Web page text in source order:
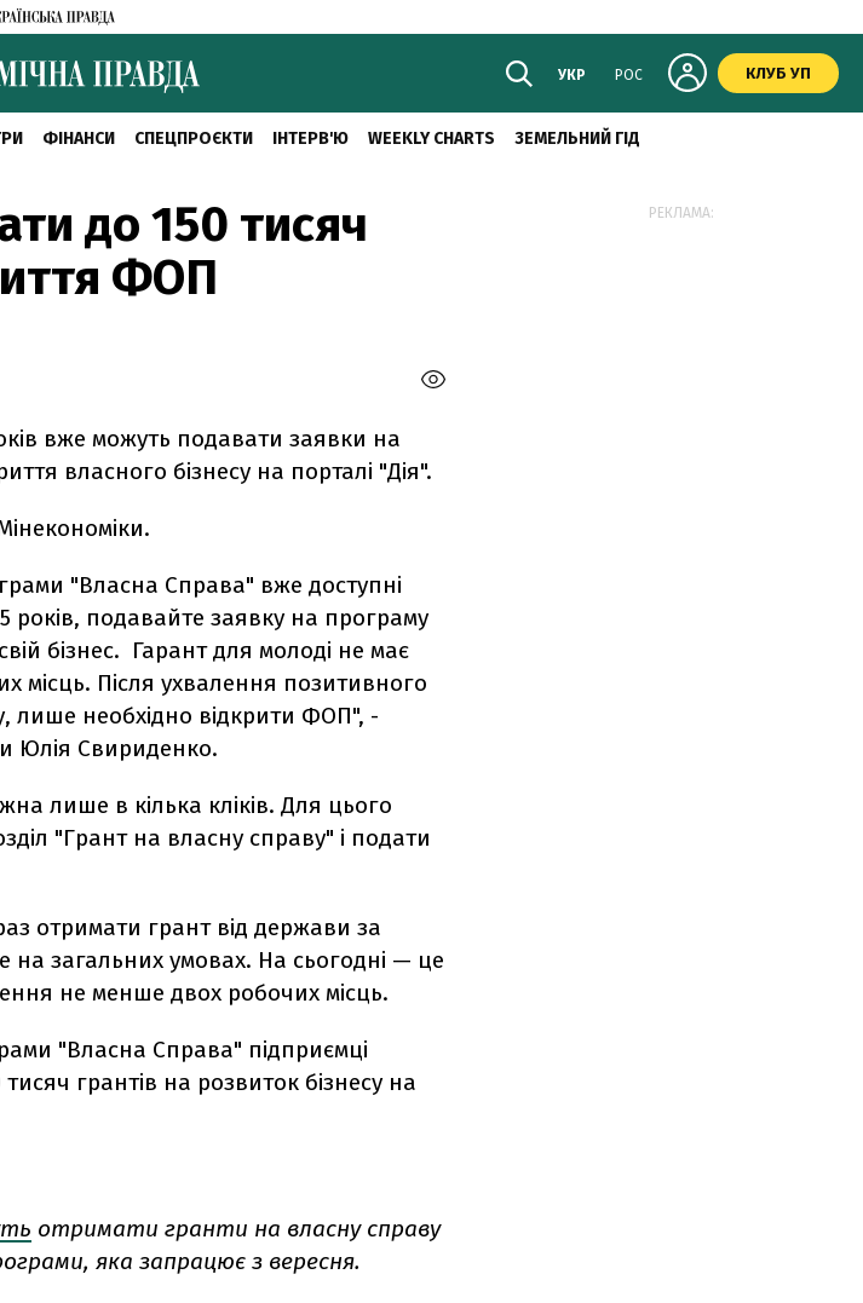
УКР РОС КЛУБ УП
ФІНАНСИ СПЕЦПРОЄКТИ ІНТЕРВ'Ю WEEKLY CHARTS ЗЕМЕЛЬНИЙ ГІД
до 150 тисяч
ФОП
вже можуть подавати заявки на
власного бізнесу на порталі "Дія".
"Власна Справа" вже доступні
років, подавайте заявку на програму
бізнес. Гарант для молоді не має
місць. Після ухвалення позитивного
лише необхідно відкрити ФОП", -
Юлія Свириденко.
лише в кілька кліків. Для цього
"Грант на власну справу" і подати
отримати грант від держави за
загальних умовах. На сьогодні — це
не менше двох робочих місць.
"Власна Справа" підприємці
грантів на розвиток бізнесу на
отримати гранти на власну справу
яка запрацює з вересня.
РЕКЛАМА: